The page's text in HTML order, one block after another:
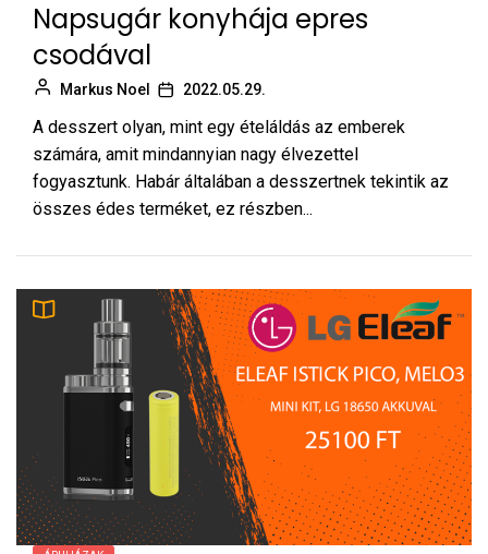
Napsugár konyhája epres
csodával
Markus Noel 2022.05.29.
A desszert olyan, mint egy ételáldás az emberek
számára, amit mindannyian nagy élvezettel
fogyasztunk. Habár általában a desszertnek tekintik az
összes édes terméket, ez részben...